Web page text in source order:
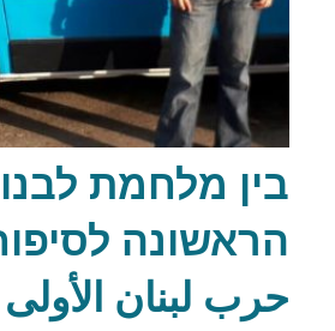
בין מלחמת
הראשונה
حرب لبنان